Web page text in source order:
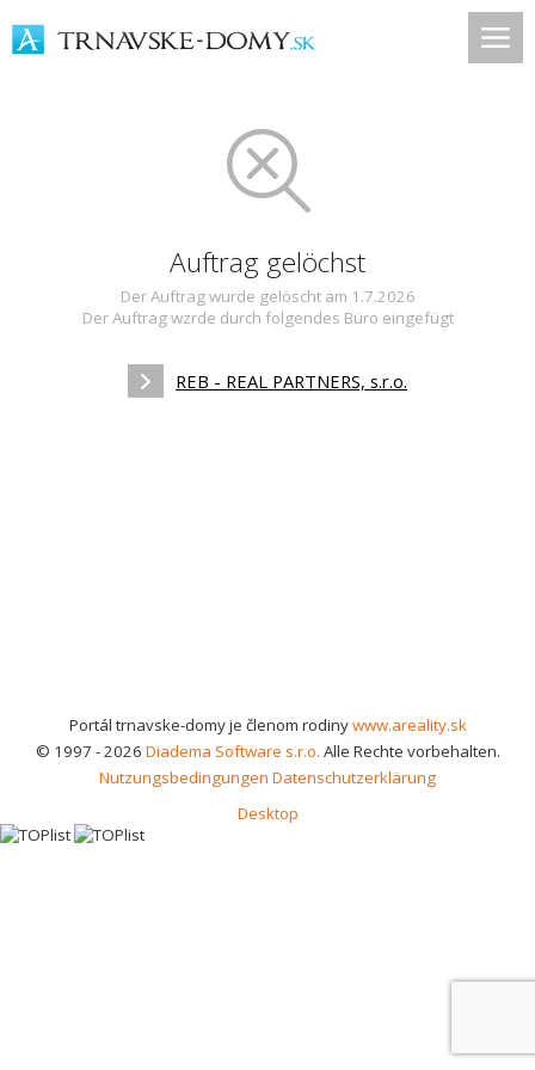
Auftrag gelöchst
Der Auftrag wurde gelöscht am 1.7.2026
Der Auftrag wzrde durch folgendes Büro eingefügt
REB - REAL PARTNERS, s.r.o.
Portál trnavske-domy je členom rodinywww.areality.sk
© 1997 - 2026 Diadema Software s.r.o. Alle Rechte vorbehalten.
Nutzungsbedingungen Datenschutzerklärung
Desktop